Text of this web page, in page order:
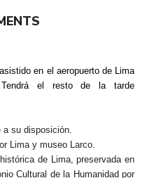
en el aeropuerto de Lima
el resto de la tarde
a su disposición.
Lima y museo Larco.
de Lima, preservada en
Cultural de la Humanidad por